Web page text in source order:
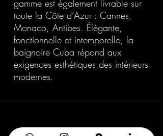
gamme est également livrable sur
toute la Côte d’Azur : Cannes,
Monaco, Antibes. Élégante,
fonctionnelle et intemporelle, la
baignoire Cuba répond aux
exigences esthétiques des intérieurs
modernes.
info@elegance-design.fr